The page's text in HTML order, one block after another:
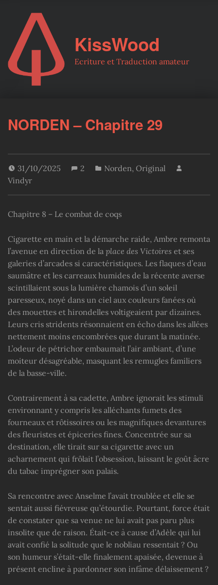
KissWood
Ecriture et Traduction amateur
NORDEN – Chapitre 29
31/10/2025 2 Norden, Original
Vindyr
Chapitre 8 – Le combat de coqs
Cigarette en main et la démarche raide, Ambre remonta
l’avenue en direction de la place des Victoires et ses
galeries d’arcades si caractéristiques. Les flaques d’eau
saumâtre et les carreaux humides de la récente averse
scintillaient sous la lumière chamois d’un soleil
paresseux, noyé dans un ciel aux couleurs fanées où
des mouettes et hirondelles voltigeaient par dizaines.
Leurs cris stridents résonnaient en écho dans les allées
nettement moins encombrées que durant la matinée.
L’odeur de pétrichor embaumait l’air ambiant, d’une
moiteur désagréable, masquant les remugles familiers
de la basse-ville.
Contrairement à sa cadette, Ambre ignorait les stimuli
environnant y compris les alléchants fumets des
fourneaux et rôtissoires ou les magnifiques devantures
des fleuristes et épiceries fines. Concentrée sur sa
destination, elle tirait sur sa cigarette avec un
acharnement qui frôlait l’obsession, laissant le goût âcre
du tabac imprégner son palais.
Sa rencontre avec Anselme l’avait troublée et elle se
sentait aussi fiévreuse qu’étourdie. Pourtant, force était
de constater que sa venue ne lui avait pas paru plus
insolite que de raison. Était-ce à cause d’Adèle qui lui
avait confié la solitude que le nobliau ressentait ? Ou
son humeur s’était-elle finalement apaisée, devenue à
présent encline à pardonner son infâme délaissement ?